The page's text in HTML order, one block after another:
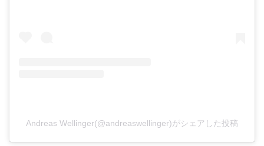
Andreas Wellinger(@andreaswellinger)がシェアした投稿